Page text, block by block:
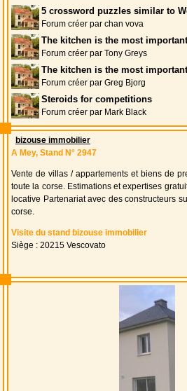
5 crossword puzzles similar to
Forum créer par chan vova
The kitchen is the most
Forum créer par Tony Greys
The kitchen is the most
Forum créer par Greg Bjorg
Steroids for competitions
Forum créer par Mark Black
bizouse immobilier
A Mey, Stand N° 2947
Vente de villas / appartements et biens de
toute la corse. Estimations et expertises
locative Partenariat avec des constructeurs
corse.
Visite du stand bizouse immobilier
Siège : 20215 Vescovato